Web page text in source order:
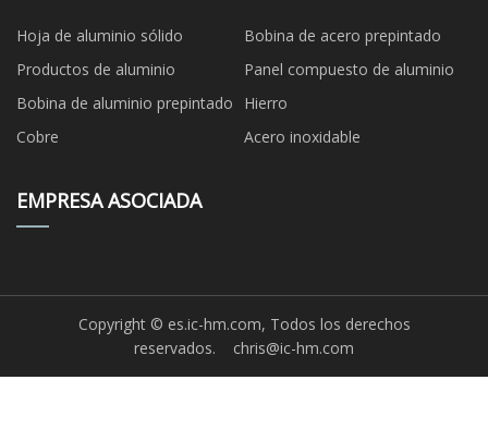
Hoja de aluminio sólido
Bobina de acero prepintado
Productos de aluminio
Panel compuesto de aluminio
Bobina de aluminio prepintado
Hierro
Cobre
Acero inoxidable
EMPRESA ASOCIADA
Copyright © es.ic-hm.com, Todos los derechos
reservados. chris@ic-hm.com